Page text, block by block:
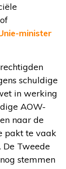
minister
schuldige
in werking
AOW-
naar de
pakt te vaak
De Tweede
stemmen